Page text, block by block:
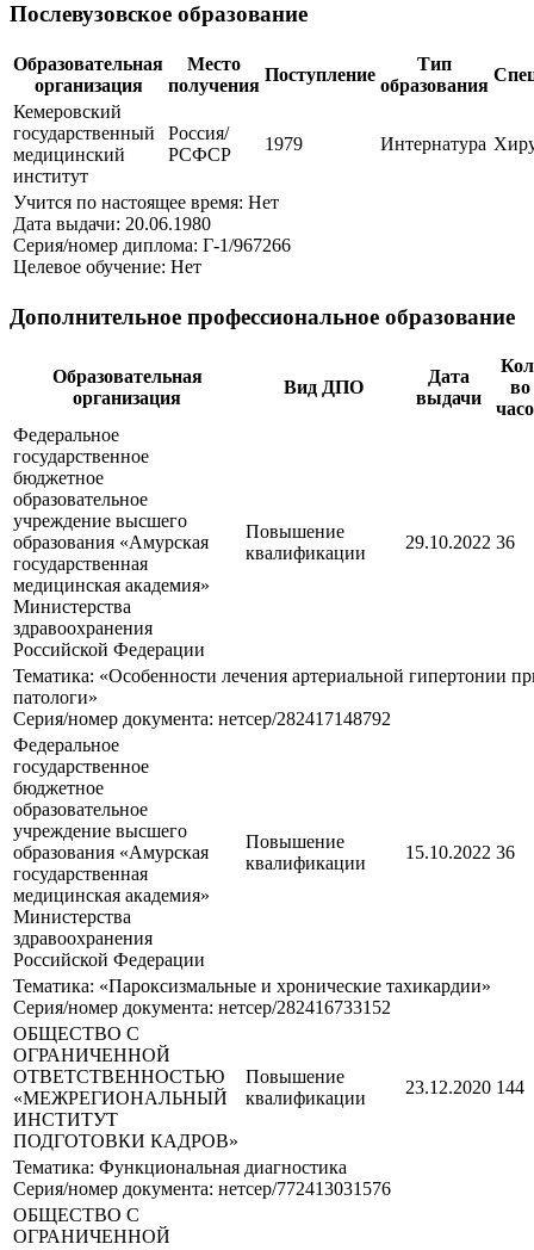
Послевузовское образование
Образовательная
организация
Место
получения
Поступление
Тип
образования
Кемеровский
государственный
медицинский
институт
Россия/
РСФСР
1979 Интернатура
Учится по настоящее время: Нет
Дата выдачи: 20.06.1980
Серия/номер диплома: Г-1/967266
Целевое обучение: Нет
Дополнительное профессиональное образование
Образовательная
организация
Вид ДПО
Дата
выдачи
во
Федеральное
государственное
бюджетное
образовательное
учреждение высшего
образования «Амурская
государственная
медицинская академия»
Министерства
здравоохранения
Российской Федерации
Повышение
квалификации
29.10.2022 36
Тематика: «Особенности лечения артериальной гипертонии
патологи»
Серия/номер документа: нетсер/282417148792
Федеральное
государственное
бюджетное
образовательное
учреждение высшего
образования «Амурская
государственная
медицинская академия»
Министерства
здравоохранения
Российской Федерации
Повышение
квалификации
15.10.2022 36
Тематика: «Пароксизмальные и хронические тахикардии»
Серия/номер документа: нетсер/282416733152
ОБЩЕСТВО С
ОГРАНИЧЕННОЙ
ОТВЕТСТВЕННОСТЬЮ
«МЕЖРЕГИОНАЛЬНЫЙ
ИНСТИТУТ
ПОДГОТОВКИ КАДРОВ»
Повышение
квалификации
23.12.2020 144
Тематика: Функциональная диагностика
Серия/номер документа: нетсер/772413031576
ОБЩЕСТВО С
ОГРАНИЧЕННОЙ